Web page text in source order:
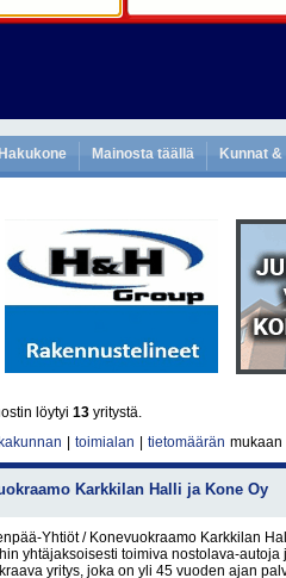
Hakukone Mainosta täällä Kunnat
löytyi 13 yritystä.
toimialan tietomäärän mukaan
Karkkilan Halli ja Kone Oy
Yhtiöt / Konevuokraamo Karkkilan
yhtäjaksoisesti toimiva nostolava-autoja
yritys, joka on yli 45 vuoden ajan